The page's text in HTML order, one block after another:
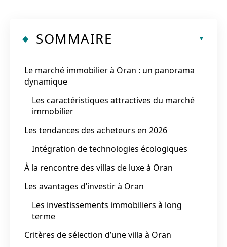
SOMMAIRE
Le marché immobilier à Oran : un panorama
dynamique
Les caractéristiques attractives du marché
immobilier
Les tendances des acheteurs en 2026
Intégration de technologies écologiques
À la rencontre des villas de luxe à Oran
Les avantages d’investir à Oran
Les investissements immobiliers à long
terme
Critères de sélection d’une villa à Oran